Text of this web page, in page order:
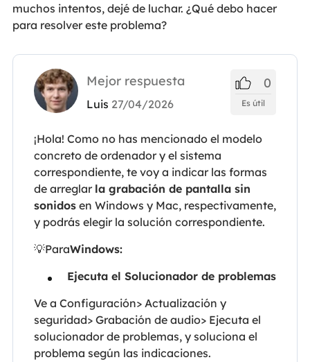
muchos intentos, dejé de luchar. ¿Qué debo hacer
para resolver este problema?
Mejor respuesta
Luis 27/04/2026
0
Es útil
¡Hola! Como no has mencionado el modelo
concreto de ordenador y el sistema
correspondiente, te voy a indicar las formas
de arreglar la grabación de pantalla sin
sonidosen Windows y Mac, respectivamente,
y podrás elegir la solución correspondiente.
💡ParaWindows:
Ejecuta el Solucionador de problemas
Ve a Configuración> Actualización y
seguridad> Grabación de audio> Ejecuta el
solucionador de problemas, y soluciona el
problema según las indicaciones.